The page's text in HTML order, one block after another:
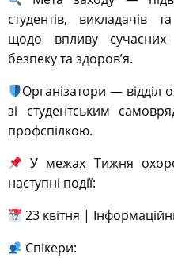
студентів, викладачів
щодо впливу сучасних
безпеку та здоров’я.
Організатори — відділ
зі студентським
профспілкою.
У межах Тижня
наступні події:
23 квітня |
Спікери: